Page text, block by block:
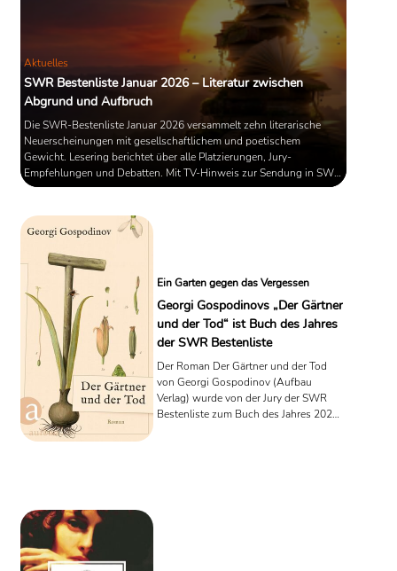
Aktuelles
SWR Bestenliste Januar 2026 – Literatur zwischen
Abgrund und Aufbruch
Die SWR-Bestenliste Januar 2026 versammelt zehn literarische
Neuerscheinungen mit gesellschaftlichem und poetischem
Gewicht. Lesering berichtet über alle Platzierungen, Jury-
Empfehlungen und Debatten. Mit TV-Hinweis zur Sendung in SWR
Kultur.
Ein Garten gegen das Vergessen
Georgi Gospodinovs „Der Gärtner
und der Tod“ ist Buch des Jahres
der SWR Bestenliste
Der Roman Der Gärtner und der Tod
von Georgi Gospodinov (Aufbau
Verlag) wurde von der Jury der SWR
Bestenliste zum Buch des Jahres 2025